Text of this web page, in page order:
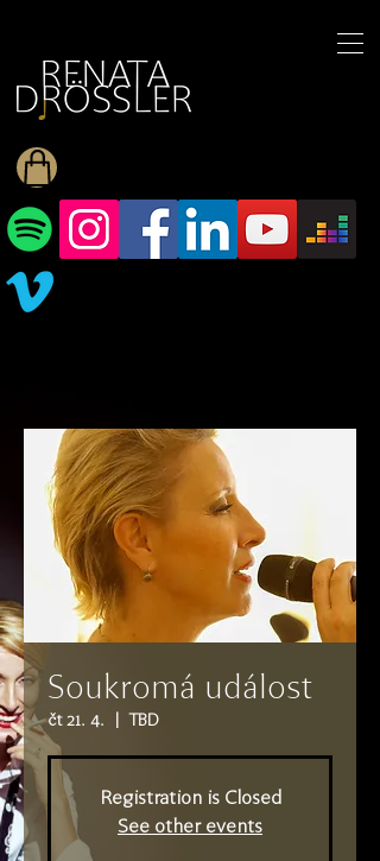
Soukromá událost
čt 21. 4.
  |
TBD
Registration is Closed
See other events